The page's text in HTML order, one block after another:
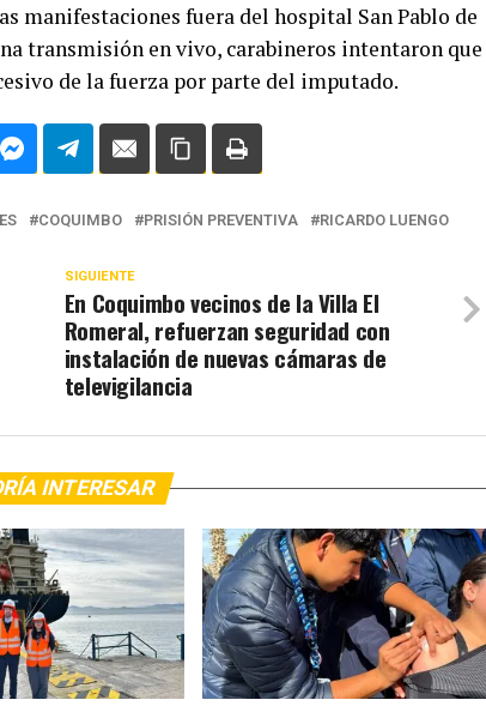
manifestaciones fuera del hospital San Pablo de
transmisión en vivo, carabineros intentaron que
de la fuerza por parte del imputado.
COQUIMBO PRISIÓN PREVENTIVA RICARDO LUENGO
SIGUIENTE
En Coquimbo vecinos de la Villa El
Romeral, refuerzan seguridad con
instalación de nuevas cámaras de
televigilancia
INTERESAR